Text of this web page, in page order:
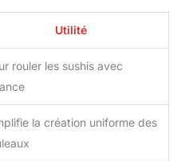
; vaut la
à sushi sont
de bambou naturel
des cordes en coton
épaisses de notre
renforcées pour
Utilité
rouler les sushis avec
la création uniforme des